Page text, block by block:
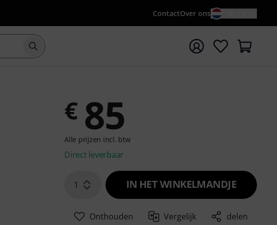
ContactOver ons
Zoek met zoekterm {searchTerm}
€ 85
Alle prijzen incl. btw
Direct leverbaar
1 IN HET WINKELMANDJE
Onthouden Vergelijk delen